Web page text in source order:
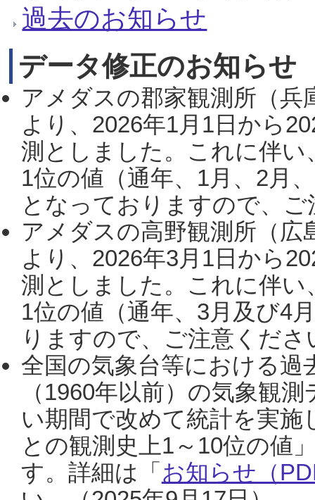
過去のお知らせ
データ修正のお知らせ
アメダスの郡家観測所（
より、2026年1月1日から
測としました。これに伴い
1位の値（通年、1月、2月
となっておりますので、
アメダスの高野観測所（
より、2026年3月1日から
測としました。これに伴い
1位の値（通年、3月及び4
りますので、ご注意くだ
全国の気象台等における過
（1960年以前）の気象観
い期間で改めて統計を実
との観測史上1～10位の値
す。詳細は「 お知らせ（